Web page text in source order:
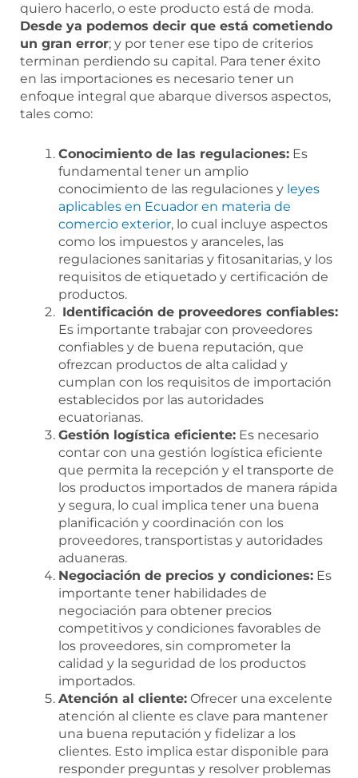
quiero hacerlo, o este producto está de moda.
Desde ya podemos decir que está cometiendo
un gran error; y por tener ese tipo de criterios
terminan perdiendo su capital. Para tener éxito
en las importaciones es necesario tener un
enfoque integral que abarque diversos aspectos,
tales como:
Conocimiento de las regulaciones: Es
fundamental tener un amplio
conocimiento de las regulaciones y leyes
aplicables en Ecuador en materia de
comercio exterior, lo cual incluye aspectos
como los impuestos y aranceles, las
regulaciones sanitarias y fitosanitarias, y los
requisitos de etiquetado y certificación de
productos.
Identificación de proveedores confiables:
Es importante trabajar con proveedores
confiables y de buena reputación, que
ofrezcan productos de alta calidad y
cumplan con los requisitos de importación
establecidos por las autoridades
ecuatorianas.
Gestión logística eficiente: Es necesario
contar con una gestión logística eficiente
que permita la recepción y el transporte de
los productos importados de manera rápida
y segura, lo cual implica tener una buena
planificación y coordinación con los
proveedores, transportistas y autoridades
aduaneras.
Negociación de precios y condiciones: Es
importante tener habilidades de
negociación para obtener precios
competitivos y condiciones favorables de
los proveedores, sin comprometer la
calidad y la seguridad de los productos
importados.
Atención al cliente: Ofrecer una excelente
atención al cliente es clave para mantener
una buena reputación y fidelizar a los
clientes. Esto implica estar disponible para
responder preguntas y resolver problemas